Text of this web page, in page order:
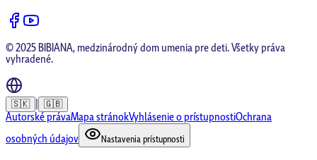
© 2025 BIBIANA, medzinárodný dom umenia pre deti. Všetky práva
vyhradené.
🇸🇰 🇬🇧
Autorské právaMapa stránokVyhlásenie o prístupnostiOchrana
osobných údajov Nastavenia prístupnosti